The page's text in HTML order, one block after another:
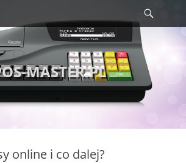
MASTER.PL
online i co dalej?